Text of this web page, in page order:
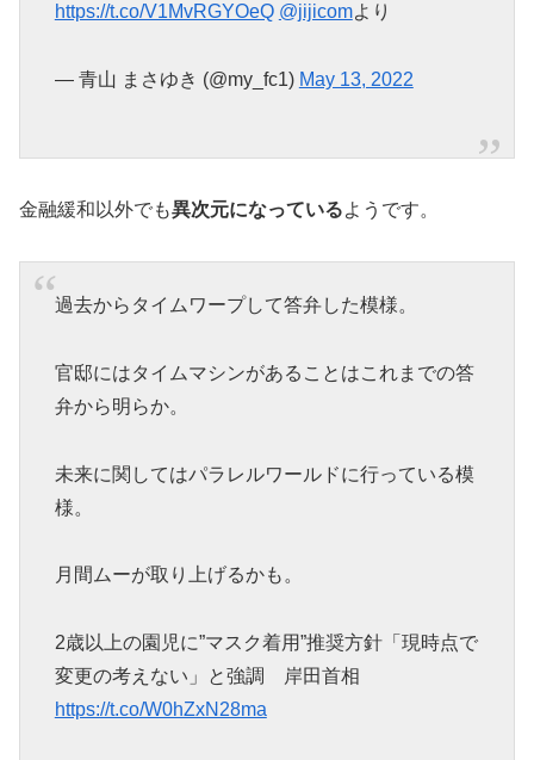
https://t.co/V1MvRGYOeQ @jijicomより
— 青山 まさゆき (@my_fc1) May 13, 2022
金融緩和以外でも異次元になっているようです。
過去からタイムワープして答弁した模様。
官邸にはタイムマシンがあることはこれまでの答
弁から明らか。
未来に関してはパラレルワールドに行っている模
様。
月間ムーが取り上げるかも。
2歳以上の園児に”マスク着用”推奨方針「現時点で
変更の考えない」と強調 岸田首相
https://t.co/W0hZxN28ma